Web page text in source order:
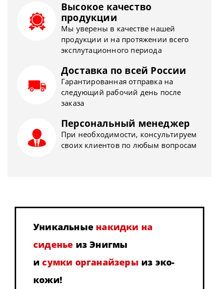
Высокое качество
продукции
Мы уверены в качестве нашей
продукции и на протяжении всего
эксплутационного периода
Доставка по всей России
Гарантированная отправка на
следующий рабочий день после
заказа
Персональный менеджер
При необходимости, консультируем
своих клиентов по любым вопросам
Уникальные накидки на
сиденье из Энигмы
исумки органайзеры из эко-
кожи!